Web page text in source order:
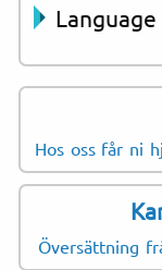
Hos oss får ni
Översättning